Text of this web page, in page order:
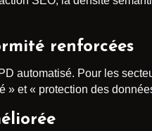
renforcées
automatisé. Pour les
» et « protection des